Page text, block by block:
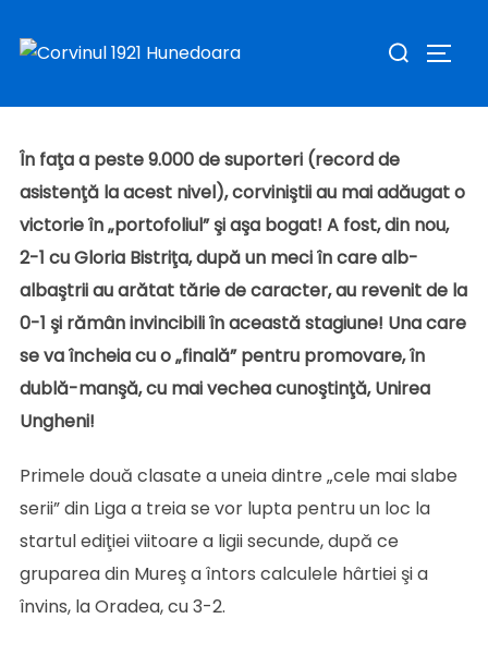
după:
aproape de revenirea în Liga a doua!
În faţa a peste 9.000 de suporteri (record de
asistenţă la acest nivel), corviniştii au mai adăugat o
victorie în „portofoliul” şi aşa bogat! A fost, din nou,
2-1 cu Gloria Bistriţa, după un meci în care alb-
albaştrii au arătat tărie de caracter, au revenit de la
0-1 şi rămân invincibili în această stagiune! Una care
se va încheia cu o „finală” pentru promovare, în
dublă-manşă, cu mai vechea cunoştinţă, Unirea
Ungheni!
Primele două clasate a uneia dintre „cele mai slabe
serii” din Liga a treia se vor lupta pentru un loc la
startul ediţiei viitoare a ligii secunde, după ce
gruparea din Mureş a întors calculele hârtiei şi a
învins, la Oradea, cu 3-2.